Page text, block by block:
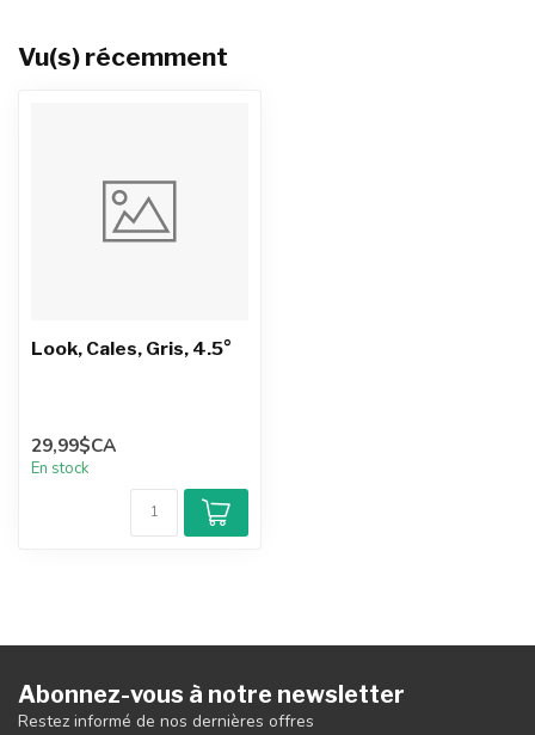
Vu(s) récemment
Look, Cales, Gris, 4.5°
29,99$CA
En stock
Abonnez-vous à notre newsletter
Restez informé de nos dernières offres